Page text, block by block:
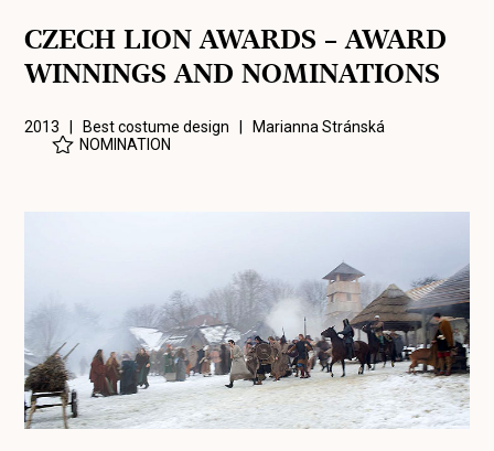
CZECH LION AWARDS – AWARD
WINNINGS AND NOMINATIONS
2013 | Best costume design | Marianna Stránská
NOMINATION